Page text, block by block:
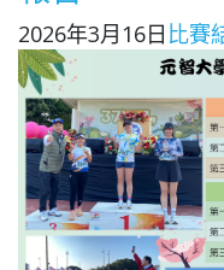
2026年3月16日 比賽